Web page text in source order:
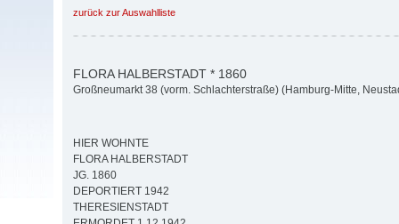
zurück zur Auswahlliste
FLORA HALBERSTADT * 1860
Großneumarkt 38 (vorm. Schlachterstraße) (Hamburg-Mitte,
HIER WOHNTE
FLORA HALBERSTADT
JG. 1860
DEPORTIERT 1942
THERESIENSTADT